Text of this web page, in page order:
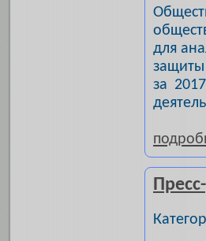
для
защиты
за